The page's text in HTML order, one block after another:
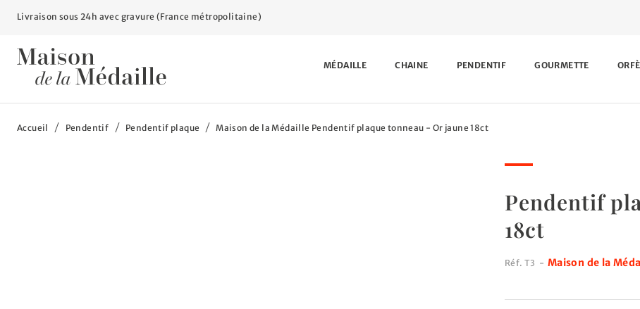
Livraison sous 24h avec gravure (France métropolitaine)
MÉDAILLE CHAINE PENDENTIF GOURMETTE
Vous êtes ici :
Accueil Pendentif Pendentif plaque Maison de la Médaille Pendentif plaque tonneau - Or jaune 18ct
Pendentif
18ct
Réf. T3 - Maison de la